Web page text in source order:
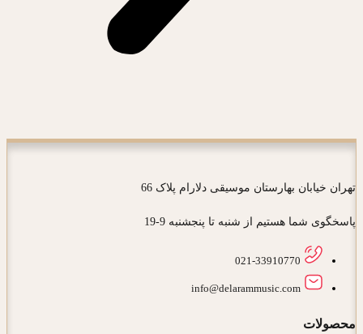
تهران خیابان بهارستان موسیقی دلارام پلاک 66
پاسخگوی شما هستیم از شنبه تا پنجشنبه 9-19
021-33910770
info@delarammusic.com
محصولات